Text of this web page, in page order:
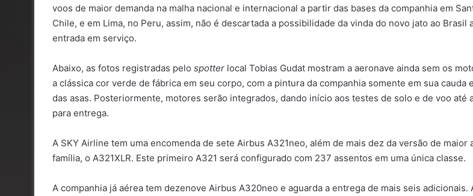
voos de maior demanda na malha nacional e internacional a partir das bases da companhia em
Chile, e em Lima, no Peru, assim, não é descartada a possibilidade da vinda do novo jato ao Brasil
entrada em serviço.
Abaixo, as fotos registradas pelo spotter local Tobias Gudat mostram a aeronave ainda sem os
a clássica cor verde de fábrica em seu corpo, com a pintura da companhia somente em sua cauda
das asas. Posteriormente, motores serão integrados, dando início aos testes de solo e de voo até
para entrega.
A SKY Airline tem uma encomenda de sete Airbus A321neo, além de mais dez da versão de maior
família, o A321XLR. Este primeiro A321 será configurado com 237 assentos em uma única classe.
A companhia já aérea tem dezenove Airbus A320neo e aguarda a entrega de mais seis adicionais.